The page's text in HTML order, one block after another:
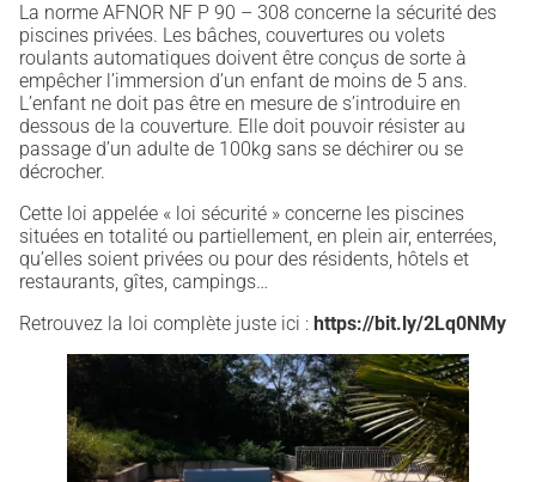
La norme AFNOR NF P 90 – 308 concerne la sécurité des
piscines privées. Les bâches, couvertures ou volets
roulants automatiques doivent être conçus de sorte à
empêcher l’immersion d’un enfant de moins de 5 ans.
L’enfant ne doit pas être en mesure de s’introduire en
dessous de la couverture. Elle doit pouvoir résister au
passage d’un adulte de 100kg sans se déchirer ou se
décrocher.
Cette loi appelée « loi sécurité » concerne les piscines
situées en totalité ou partiellement, en plein air, enterrées,
qu’elles soient privées ou pour des résidents, hôtels et
restaurants, gîtes, campings…
Retrouvez la loi complète juste ici : https://bit.ly/2Lq0NMy